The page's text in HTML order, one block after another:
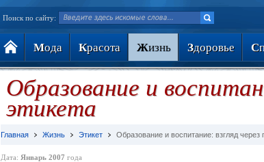
Поиск по сайту:
Мода Красота Жизнь Здоровье С
Образование и
этикета
Главная Жизнь Этикет Образование и воспитание: взгляд через
Дата: Январь 2007 года